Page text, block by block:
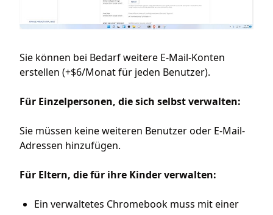
Sie können bei Bedarf weitere E-Mail-Konten
erstellen (+$6/Monat für jeden Benutzer).
Für Einzelpersonen, die sich selbst verwalten:
Sie müssen keine weiteren Benutzer oder E-Mail-
Adressen hinzufügen.
Für Eltern, die für ihre Kinder verwalten:
Ein verwaltetes Chromebook muss mit einer